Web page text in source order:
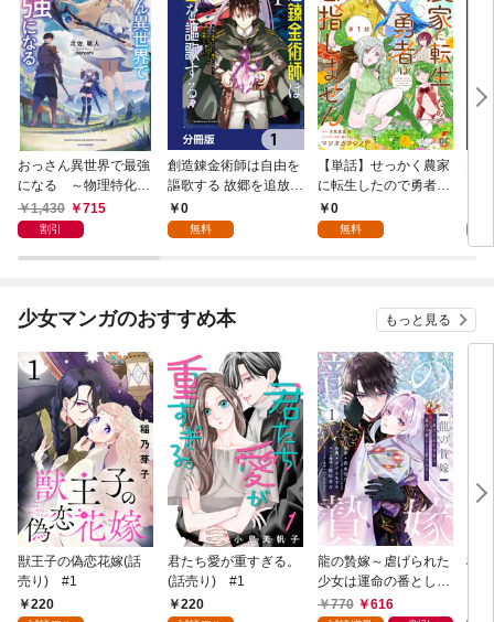
おっさん異世界で最強
になる ～物理特化の
覚醒者～
1,430 715
割引
創造錬金術師は自由を
謳歌する 故郷を追放さ
れたら、魔王のお膝元
で超絶効果のマジック
0
無料
【単話】せっかく農家
に転生したので勇者は
目指しません【第1
話】
0
無料
少女マンガのおすすめ本 もっと見る
獣王子の偽恋花嫁(話
売り) #1
220
君たち愛が重すぎる。
(話売り) #1
220
龍の贄嫁～虐げられた
少女は運命の番として
愛される～ 1巻
770 616
桜